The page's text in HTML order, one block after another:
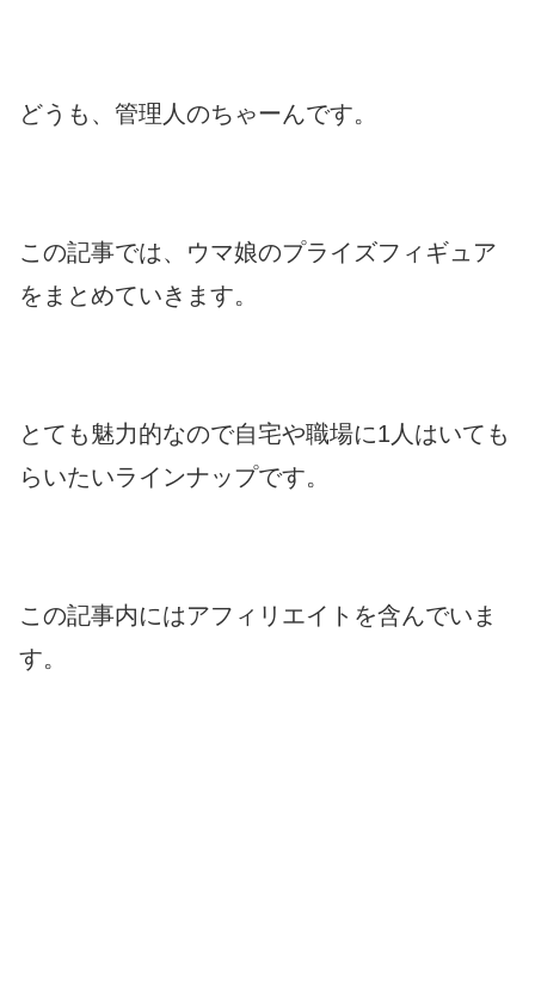
どうも、管理人のちゃーんです。
この記事では、ウマ娘のプライズフィギュア
をまとめていきます。
とても魅力的なので自宅や職場に1人はいても
らいたいラインナップです。
この記事内にはアフィリエイトを含んでいま
す。